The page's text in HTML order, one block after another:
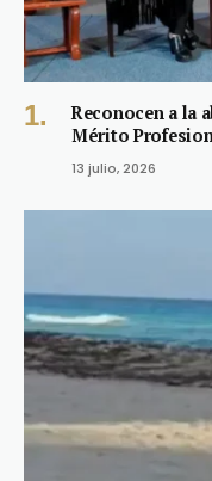
Reconocen a la
Mérito
13 julio, 2026